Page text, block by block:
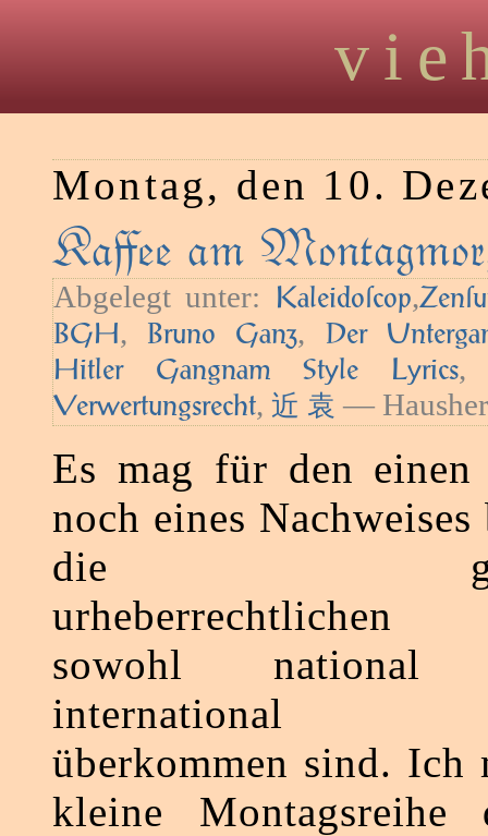
Montag, den 10.
Kaﬀee am
Abgelegt unter: Kaleidoſcop,
BGH, Bruno Ganz, Der
Hitler Gangnam Style Lyrics
Verwertungsrecht, 近 袁 —
Es mag für den einen
noch eines
die
urheberrechtlichen
sowohl
international
überkommen sind. Ich
kleine Montagsreihe